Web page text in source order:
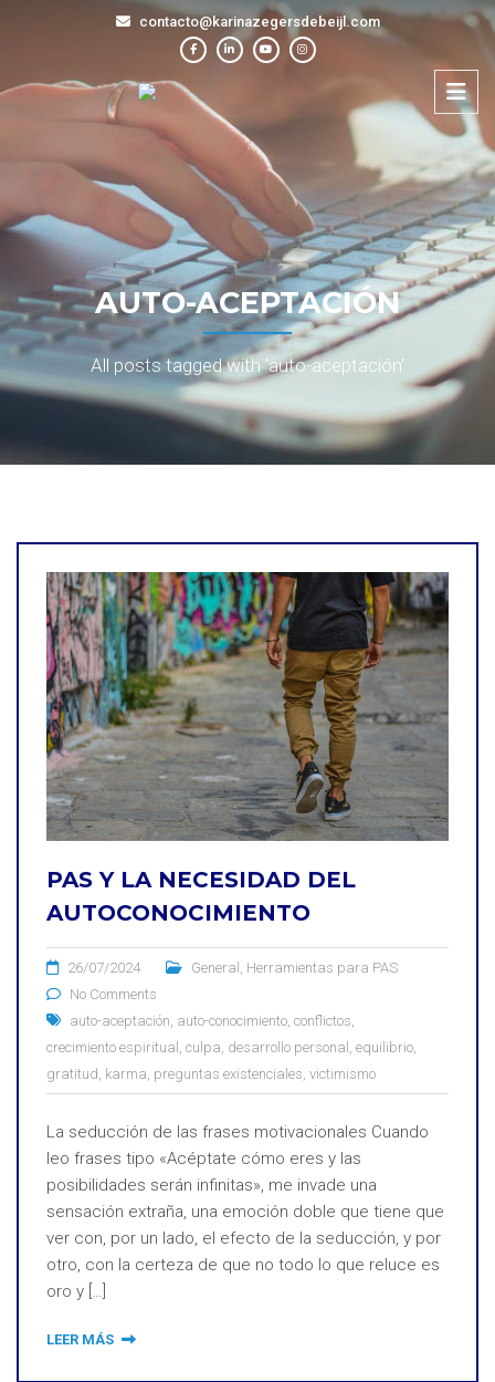
contacto@karinazegersdebeijl.com
AUTO-ACEPTACIÓN
All posts tagged with 'auto-aceptación'
PAS Y LA NECESIDAD DEL
AUTOCONOCIMIENTO
26/07/2024 General Herramientas para PAS
No Comments
auto-aceptación auto-conocimiento conflictos
crecimiento espiritual culpa desarrollo personal equilibrio
gratitud karma preguntas existenciales victimismo
La seducción de las frases motivacionales Cuando
leo frases tipo «Acéptate cómo eres y las
posibilidades serán infinitas», me invade una
sensación extraña, una emoción doble que tiene que
ver con, por un lado, el efecto de la seducción, y por
otro, con la certeza de que no todo lo que reluce es
oro y […]
LEER MÁS